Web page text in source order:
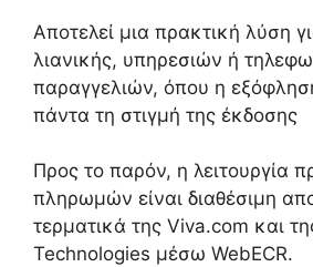
Αποτελεί μια πρακτική λύση
λιανικής, υπηρεσιών ή
παραγγελιών, όπου η
πάντα τη στιγμή της έκδοσης
Προς το παρόν, η λειτουργία
πληρωμών είναι διαθέσιμη
τερματικά της Viva.com και
Technologies μέσω WebECR.